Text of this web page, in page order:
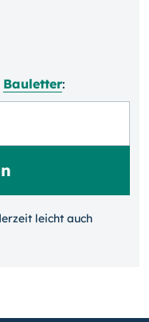
Bauletter:
leicht auch